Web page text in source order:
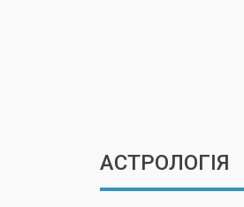
АСТРОЛОГІЯ